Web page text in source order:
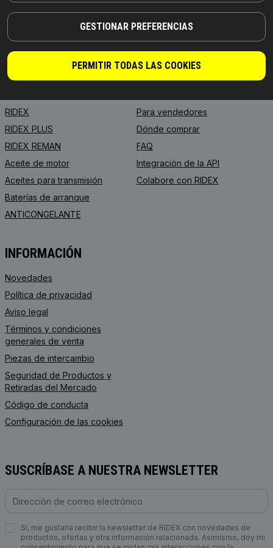
GESTIONAR PREFERENCIAS
PERMITIR TODAS LAS COOKIES
JOSEF-ORLOPP-STRASSE 55
PRODUCTOS
RIDEX
RIDEX PLUS
RIDEX REMAN
Aceite de motor
Aceites para transmisión
Baterías de arranque
ANTICONGELANTE
COLABORACIÓN
Para vendedores
Dónde comprar
FAQ
Integración de la API
Colabore con RIDEX
INFORMACIÓN
Novedades
Política de privacidad
Aviso legal
Términos y condiciones
generales de venta
Piezas de intercambio
Seguridad de Productos y
Retiradas del Mercado
Código de conducta
Configuración de las cookies
SUSCRÍBASE A NUESTRA NEWSLETTER
Sí, me gustaría recibir la newsletter de RIDEX con novedades de
productos, ofertas y otra información relacionada. Asimismo, doy mi